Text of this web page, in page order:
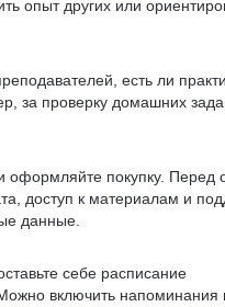
опыт других или
есть ли
за проверку домашних
покупку. Перед
доступ к материалам и
данные.
себе расписание
включить напоминания